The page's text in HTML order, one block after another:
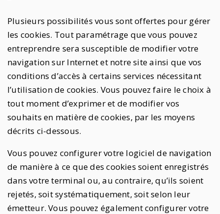
Plusieurs possibilités vous sont offertes pour gérer
les cookies. Tout paramétrage que vous pouvez
entreprendre sera susceptible de modifier votre
navigation sur Internet et notre site ainsi que vos
conditions d’accès à certains services nécessitant
l’utilisation de cookies. Vous pouvez faire le choix à
tout moment d’exprimer et de modifier vos
souhaits en matière de cookies, par les moyens
décrits ci-dessous.
Vous pouvez configurer votre logiciel de navigation
de manière à ce que des cookies soient enregistrés
dans votre terminal ou, au contraire, qu’ils soient
rejetés, soit systématiquement, soit selon leur
émetteur. Vous pouvez également configurer votre